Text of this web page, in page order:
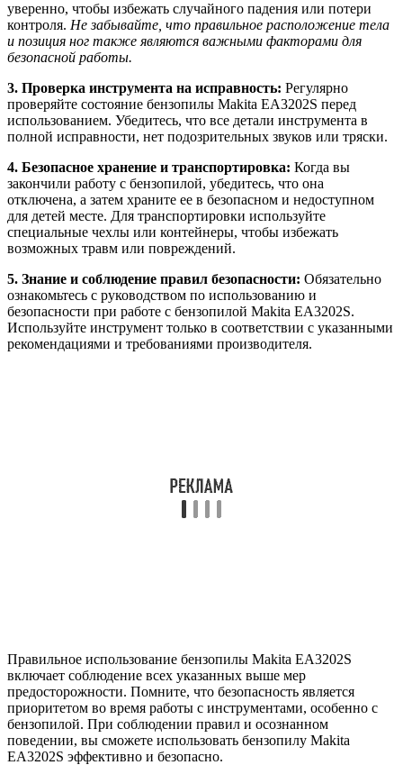
уверенно, чтобы избежать случайного падения или потери
контроля. Не забывайте, что правильное расположение тела
и позиция ног также являются важными факторами для
безопасной работы.
3. Проверка инструмента на исправность: Регулярно
проверяйте состояние бензопилы Makita EA3202S перед
использованием. Убедитесь, что все детали инструмента в
полной исправности, нет подозрительных звуков или тряски.
4. Безопасное хранение и транспортировка: Когда вы
закончили работу с бензопилой, убедитесь, что она
отключена, а затем храните ее в безопасном и недоступном
для детей месте. Для транспортировки используйте
специальные чехлы или контейнеры, чтобы избежать
возможных травм или повреждений.
5. Знание и соблюдение правил безопасности: Обязательно
ознакомьтесь с руководством по использованию и
безопасности при работе с бензопилой Makita EA3202S.
Используйте инструмент только в соответствии с указанными
рекомендациями и требованиями производителя.
Правильное использование бензопилы Makita EA3202S
включает соблюдение всех указанных выше мер
предосторожности. Помните, что безопасность является
приоритетом во время работы с инструментами, особенно с
бензопилой. При соблюдении правил и осознанном
поведении, вы сможете использовать бензопилу Makita
EA3202S эффективно и безопасно.